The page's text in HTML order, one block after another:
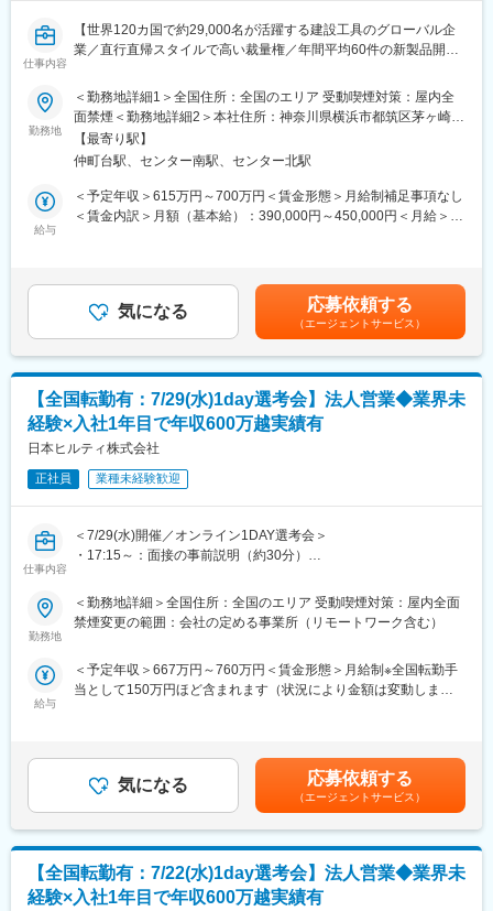
3年目：一人で一工程を完成させる
※3年目からは希望により他拠点へ出張のうえ技術向上をする機会
■組織構成
60名:20代の方から50代まで幅広い年代の方が在籍しております
平均年齢36歳
変更の範囲：本文参照
※3年目からは希望によって他拠点へ出張のうえ技術向上をする機
会もあります
・班長（37歳男性）、サブリーダー（29歳・42歳男性）、メンバ
ー（27歳・35歳男性）社員5名と実習生3名の計8名です。作業内
容や技術学習の観点から案件ごとに2チームに分かれて行います。
・『見て覚える』といった昔ながらの職人的な指導は一切ござい
・当社では中途入社の方がほぼ100％です。前職は、自動車整備
士や介護士など異職種から転職してきた人が9割以上となっており
■主要車両（新潟トランシス様製造車両）
・宇都宮LRT
・SLやまぐち号が牽引する客車
・スーパー北斗
・三陸鉄道などの地方鉄道客車
・工事用の車両（新幹線レール点検車両/石を交換する車両/トンネ
ル点検車両/電柱を交換する車両)
■働く環境
は室内を暖房にて温めており快適
・夜勤はなく日勤のみライフバランスを維持して働けます
変更の範囲：会社の定める業務
仕事内容
【世界120カ国で約29,000名が活躍する建設工具のグローバル企
業／直行直帰スタイルで高い裁量権／年間平均60件の新製品開発
◆明確な評価制度／固定給8割＋インセンティブあり／年間休日
125日／社員定着率92％◆
■募集背景
建設業界において、圧倒的なブランド力と製品力を武器に事業を
拡大中。今回、製品やサービスを通じて課題解決を行うコンサル
ティング型営業を担っていただける方を募集します。国内市場は
・Salesforceを活用し、担当エリアや顧客の分析・理解を深める
・顧客ニーズに応じた製品・システムの提案
・訪問時には製品デモを実施し、使用シーンを踏まえた提案を行
割、新規は反響営業で2割）
■取扱商材
・ソフトウェアによる工具管理システム
・機械、電動工具
■仕事の魅力
単なる製品販売ではなく、資産管理システムを活用し、工具の寿
命を見極めながら新製品を提案。さらに、建設現場で使用される
レーザー探査機、ドリル、切削・留付製品などをワンストップで
提案できます。
・全国で350名以上の営業が在籍
・チームは8～10名構成（マネージャー1名＋メンバー7～9名）
■育成制度
・約半年間の研修＋チーム制OJT
・能力開発を目的とした定期レビュー
→この環境が社員定着率92％という高水準につながっています。
■キャリアパス
マネージャーや営業課長（年収800万円以上）への昇進が可能。
勤務地
＜勤務地詳細1＞全国住所：全国のエリア 受動喫煙対策：屋内全
面禁煙＜勤務地詳細2＞本社住所：神奈川県横浜市都筑区茅ヶ崎南
2-6-20 勤務地最寄駅：横浜市営地下鉄線／仲町台駅受動喫煙対
策：屋内全面禁煙変更の範囲：会社の定める事業所（リモートワ
【最寄り駅】
仲町台駅、センター南駅、センター北駅
給与
＜予定年収＞615万円～700万円＜賃金形態＞月給制補足事項なし
＜賃金内訳＞月額（基本給）：390,000円～450,000円＜月給＞
半期営業報奨金■賞与年１回■入社後のインセンティブ保証制度あ
り■モデル年収（固定給8割）：・700万円／4年目・800万円／営
業課長／4年目賃金はあくまでも目安の金額であり、選考を通じて
上下する可能性があります。月給(月額)は固定手当を含めた表記で
す。
気になる 応募依頼する
（エージェントサービス）
【全国転勤有：7/29(水)1day選考会】法人営業◆業界未
経験×入社1年目で年収600万越実績有
日本ヒルティ株式会社
正社員 業種未経験歓迎
仕事内容
＜7/29(水)開催／オンライン1DAY選考会＞
・17:15～：面接の事前説明（約30分）
※面接URLをご案内します
※後日最終面接実施の可能性もあります
世界的なシェアを誇るヒルティ製品の営業をお任せします。
■業務詳細：
・提案商材：建設用留付工程に使用される製品（レーザー探査
機、ドリル、切削、留付製品等ワンストップで提案が可能です）
／工具管理システム等
・働き方：直行直帰型／社用車支給有
■当社の強み：
・製品開発への多額の投資：
売り上げの6％を研究開発に投資しており、毎年平均60製品の新
勤務地
＜勤務地詳細＞全国住所：全国のエリア 受動喫煙対策：屋内全面
禁煙変更の範囲：会社の定める事業所（リモートワーク含む）
給与
＜予定年収＞667万円～760万円＜賃金形態＞月給制※全国転勤手
当として150万円ほど含まれます（状況により金額は変動しま
インセンティブ支給有り(年4回)※達成率によっては、初年度から
年収600万円以上も可能です。■昇給有り■賞与年１回■入社後のイ
ンセンティブ保証制度あり■モデル年収（固定給8割）：・700万
円／4年目・800万円／営業課長／4年目賃金はあくまでも目安の
金額であり、選考を通じて上下する可能性があります。月給(月額)
は固定手当を含めた表記です。
気になる 応募依頼する
（エージェントサービス）
【全国転勤有：7/22(水)1day選考会】法人営業◆業界未
経験×入社1年目で年収600万越実績有